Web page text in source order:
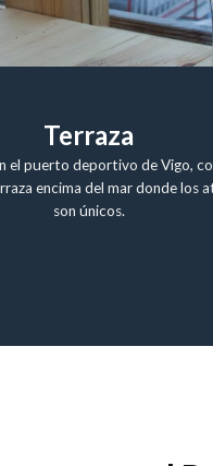
Terraza
el puerto deportivo de Vigo,
encima del mar donde los
son únicos.